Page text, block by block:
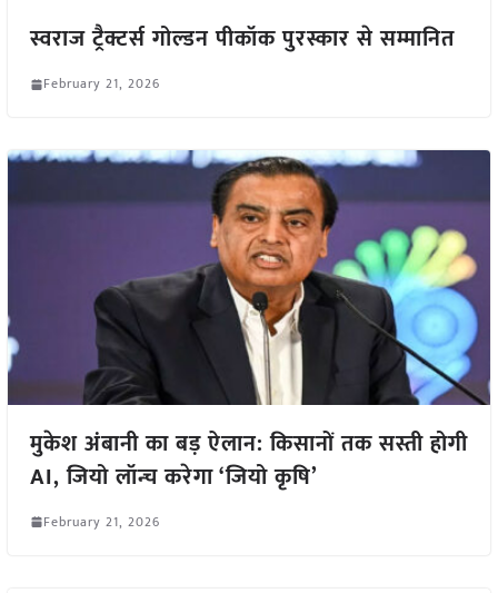
स्वराज ट्रैक्टर्स गोल्डन पीकॉक पुरस्कार से सम्मानित
February 21, 2026
मुकेश अंबानी का बड़ ऐलान: किसानों तक सस्ती होगी
AI, जियो लॉन्च करेगा ‘जियो कृषि’
February 21, 2026